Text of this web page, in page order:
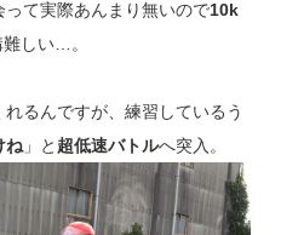
て実際あんまり無いので10k
しい…。
るんですが、練習しているう
ね」と 超低速バトルへ突入。